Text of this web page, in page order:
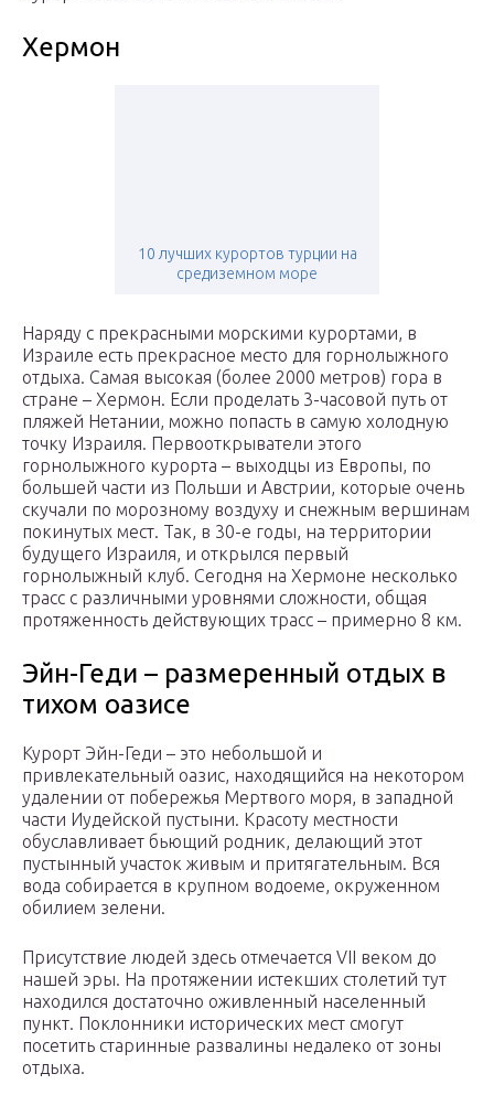
Хермон
10 лучших курортов турции на
средиземном море
Наряду с прекрасными морскими курортами, в
Израиле есть прекрасное место для горнолыжного
отдыха. Самая высокая (более 2000 метров) гора в
стране – Хермон. Если проделать 3-часовой путь от
пляжей Нетании, можно попасть в самую холодную
точку Израиля. Первооткрыватели этого
горнолыжного курорта – выходцы из Европы, по
большей части из Польши и Австрии, которые очень
скучали по морозному воздуху и снежным вершинам
покинутых мест. Так, в 30-е годы, на территории
будущего Израиля, и открылся первый
горнолыжный клуб. Сегодня на Хермоне несколько
трасс с различными уровнями сложности, общая
протяженность действующих трасс – примерно 8 км.
Эйн-Геди – размеренный отдых в
тихом оазисе
Курорт Эйн-Геди – это небольшой и
привлекательный оазис, находящийся на некотором
удалении от побережья Мертвого моря, в западной
части Иудейской пустыни. Красоту местности
обуславливает бьющий родник, делающий этот
пустынный участок живым и притягательным. Вся
вода собирается в крупном водоеме, окруженном
обилием зелени.
Присутствие людей здесь отмечается VII веком до
нашей эры. На протяжении истекших столетий тут
находился достаточно оживленный населенный
пункт. Поклонники исторических мест смогут
посетить старинные развалины недалеко от зоны
отдыха.